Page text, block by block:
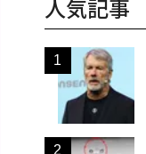
人気記事